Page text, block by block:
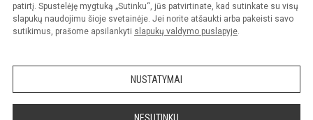
patirtį. Spustelėję mygtuką „Sutinku“, jūs patvirtinate, kad sutinkate su visų
slapukų naudojimu šioje svetainėje. Jei norite atšaukti arba pakeisti savo
sutikimus, prašome apsilankyti slapukų valdymo puslapyje.
NUSTATYMAI
NESUTINKU
Prieinamumo paraiška Slapukų valdymas
Sumanus būdas atnaujinti